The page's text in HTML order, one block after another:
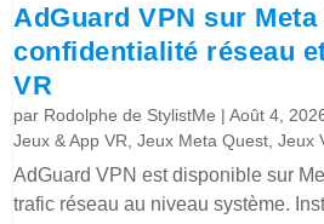
AdGuard VPN sur Meta
confidentialité réseau
VR
par Rodolphe de StylistMe |Août 4,
Jeux & App VR,Jeux Meta Quest,Jeux
AdGuard VPN est disponible sur
trafic réseau au niveau système.